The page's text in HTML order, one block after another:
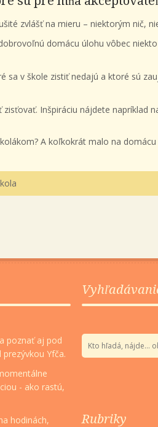
zvlášť na mieru – niektorým nič,
domácu úlohu vôbec
sa v škole zistiť nedajú a ktoré sú
Inšpiráciu nájdete napríklad
A koľkokrát malo na
poznať aj pod
Yfča.
- ako rastú,
hodinách,
Rubriky